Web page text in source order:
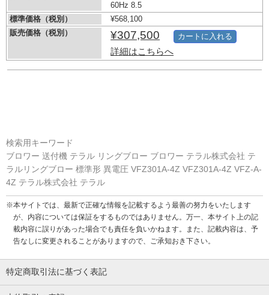
60Hz 8.5
標準価格（税別）
¥568,100
販売価格（税別）
¥307,500
詳細はこちらへ
カートに入れる
検索用キーワード
ブロワー 送付機 テラル リングブロー ブロワー テラル株式会社 テ
ラルリングブロー 標準形 異電圧 VFZ301A-4Z VFZ301A-4Z VFZ-A-
4Z テラル株式会社 テラル
※本サイトでは、最新で正確な情報を記載するよう最善の努力をいたします
が、内容については保証をするものではありません。万一、本サイト上の記
載内容に誤りがあった場合でも責任を負いかねます。また、記載内容は、予
告なしに変更されることがありますので、ご承知おき下さい。
特定商取引法に基づく表記